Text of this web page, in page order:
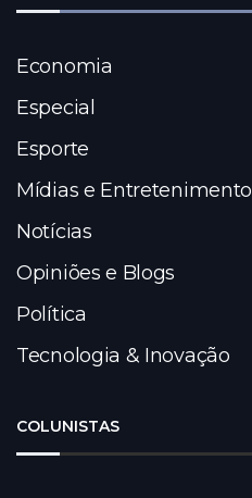
Economia
Especial
Esporte
Mídias e Entretenimento
Notícias
Opiniões e Blogs
Política
Tecnologia & Inovação
COLUNISTAS